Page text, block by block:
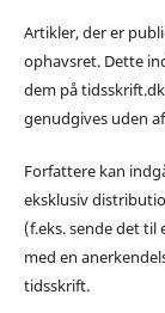
Artikler, der er
ophavsret. Dette
dem på
genudgives uden
Forfattere kan
eksklusiv
(f.eks. sende det
med en
tidsskrift.